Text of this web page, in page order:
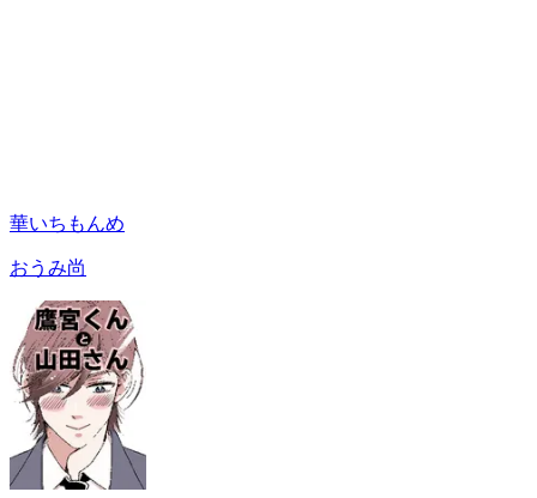
華いちもんめ
おうみ尚